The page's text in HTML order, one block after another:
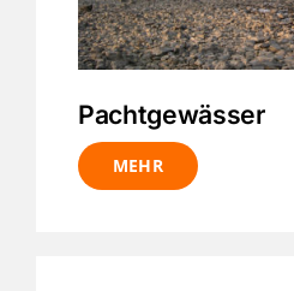
Pachtgewässer
MEHR